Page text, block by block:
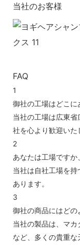
当社のお客様
FAQ
1
御社の工場はどこに
当社の工場は広東
社を心より歓迎いた
2
あなたは工場ですか
当社は自社工場を
あります。
3
御社の商品にはどの
当社の製品は、マ
など、多くの貴重な